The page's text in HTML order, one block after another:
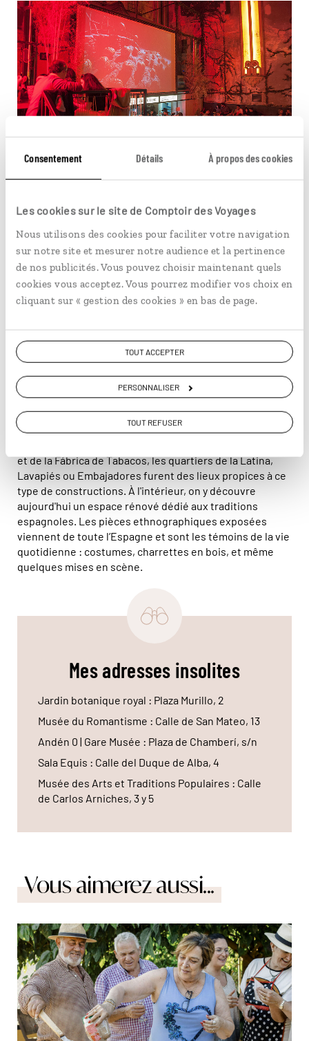
Consentement Détails À propos des cookies
Les cookies sur le site de Comptoir des Voyages
Nous utilisons des cookies pour faciliter votre navigation
sur notre site et mesurer notre audience et la pertinence
de nos publicités. Vous pouvez choisir maintenant quels
cookies vous acceptez. Vous pourrez modifier vos choix en
cliquant sur « gestion des cookies » en bas de page.
TOUT ACCEPTER
PERSONNALISER
TOUT REFUSER
5
Le musée des Arts et Traditions
Situé en plein cœur du Rastro, ce centre d'Art et
Autonoma de Madrid. Son espace extérieur est une des
anciennescorralasmadrilènes de la fin du XIXesiècle.
Ainsi, ces bâtiments furent construits pour héberger la
multitude de personnes qui venaient s'installer en ville
et de la Fábrica de Tabacos, les quartiers de la Latina,
Lavapiés ou Embajadores furent des lieux propices à ce
type de constructions. À l'intérieur, on y découvre
aujourd'hui un espace rénové dédié aux traditions
espagnoles. Les pièces ethnographiques exposées
viennent de toute l’Espagne et sont les témoins de la vie
quotidienne : costumes, charrettes en bois, et même
quelques mises en scène.
Mes adresses insolites
Jardin botanique royal : Plaza Murillo, 2
Musée du Romantisme : Calle de San Mateo, 13
Andén 0 | Gare Musée : Plaza de Chamberí, s/n
Sala Equis : Calle del Duque de Alba, 4
Musée des Arts et Traditions Populaires : Calle
de Carlos Arniches, 3 y 5
Vous aimerez aussi...
La paella, un plat que l'on partage en famille. © Marta
Nascimento/Réa